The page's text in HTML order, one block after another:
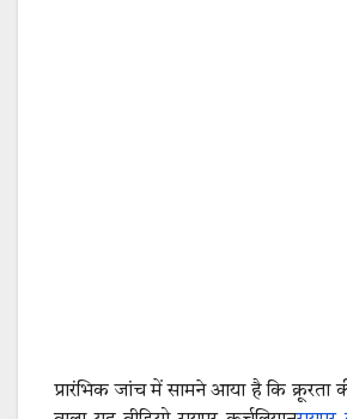
प्रारंभिक जांच में सामने आया है कि क्रूरता